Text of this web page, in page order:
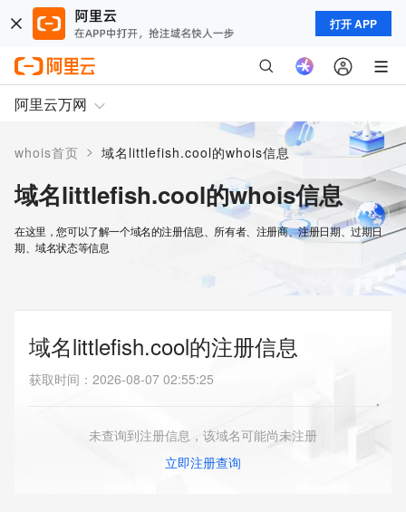
打开 APP
阿里云万网
whois首页 > 域名littlefish.cool的whois信息
域名littlefish.cool的whois信息
在这里，您可以了解一个域名的注册信息、所有者、注册商、注册日期、过期日
期、域名状态等信息
域名littlefish.cool的注册信息
获取时间 ： 2026-08-07 02:55:25
未查询到注册信息，该域名可能尚未注册
立即注册查询